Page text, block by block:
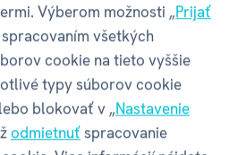
517 g
Výberom možnosti „Prijať
všetkých
cookie na tieto vyššie
typy súborov cookie
blokovať v „Nastavenie
odmietnuťspracovanie